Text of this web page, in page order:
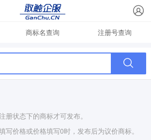
商标名查询 注册号查询
册状态下的商标才可发布。
写价格或价格填写0时，发布后为议价商标。